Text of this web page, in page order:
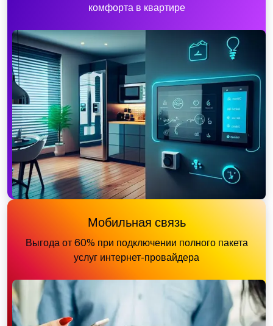
комфорта в квартире
Мобильная связь
Выгода от 60% при подключении полного пакета
услуг интернет-провайдера